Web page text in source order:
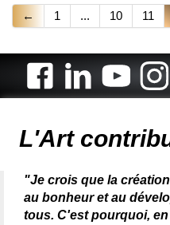
← 1 ... 10 11
L'Art
"Je crois que la
au bonheur et au
tous. C'est pourquoi,